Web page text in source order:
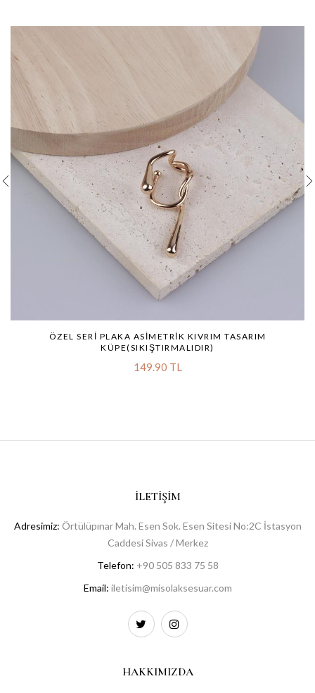
ÖZEL SERI PLAKA ASIMETRIK KIVRIM TASARIM
KÜPE(SIKIŞTIRMALIDIR)
149.90 TL
İLETIŞIM
Adresimiz: Örtülüpınar Mah. Esen Sok. Esen Sitesi No:2C İstasyon
Caddesi Sivas / Merkez
Telefon: +90 505 833 75 58
Email: iletisim@misolaksesuar.com
HAKKIMIZDA